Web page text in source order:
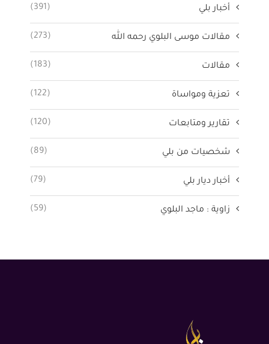
أخبار بلي (391)
مقالات موسى البلوي رحمه الله (273)
مقالات (183)
تعزية ومواساة (122)
تقارير ومتابعات (120)
شخصيات من بلي (89)
أخبار ديار بلي (79)
زاوية : ماجد البلوي (59)